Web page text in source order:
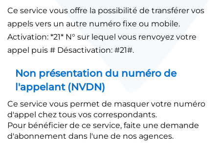
Ce service vous offre la possibilité de transférer vos
appels vers un autre numéro fixe ou mobile.
Activation: *21* N° sur lequel vous renvoyez votre
appel puis # Désactivation: #21#.
Non présentation du numéro de
l'appelant (NVDN)
Ce service vous permet de masquer votre numéro
d'appel chez tous vos correspondants.
Pour bénéficier de ce service, faite une demande
d'abonnement dans l'une de nos agences.